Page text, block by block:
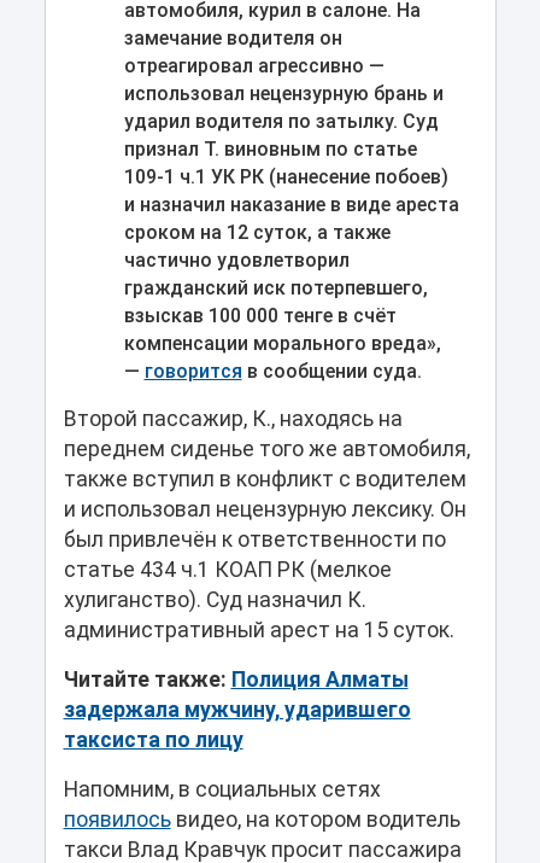
автомобиля, курил в салоне. На
замечание водителя он
отреагировал агрессивно —
использовал нецензурную брань и
ударил водителя по затылку. Суд
признал Т. виновным по статье
109-1 ч.1 УК РК (нанесение побоев)
и назначил наказание в виде ареста
сроком на 12 суток, а также
частично удовлетворил
гражданский иск потерпевшего,
взыскав 100 000 тенге в счёт
компенсации морального вреда»,
— говорится в сообщении суда.
Второй пассажир, К., находясь на
переднем сиденье того же автомобиля,
также вступил в конфликт с водителем
и использовал нецензурную лексику. Он
был привлечён к ответственности по
статье 434 ч.1 КОАП РК (мелкое
хулиганство). Суд назначил К.
административный арест на 15 суток.
Читайте также: Полиция Алматы
задержала мужчину, ударившего
таксиста по лицу
Напомним, в социальных сетях
появилосьвидео, на котором водитель
такси Влад Кравчук просит пассажира